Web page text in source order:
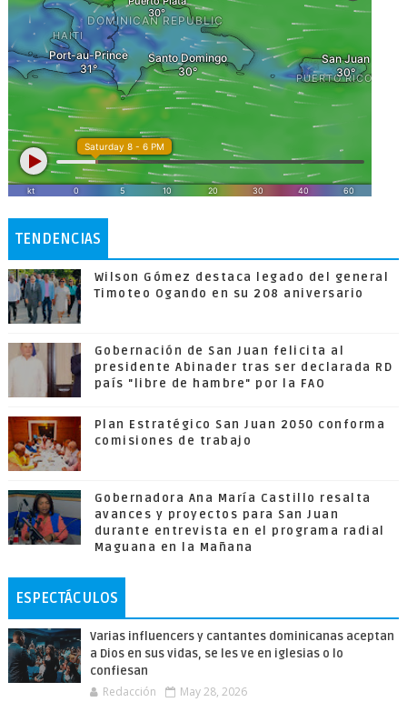
TENDENCIAS
Wilson Gómez destaca legado del general
Timoteo Ogando en su 208 aniversario
Gobernación de San Juan felicita al
presidente Abinader tras ser declarada RD
país "libre de hambre" por la FAO
Plan Estratégico San Juan 2050 conforma
comisiones de trabajo
Gobernadora Ana María Castillo resalta
avances y proyectos para San Juan
durante entrevista en el programa radial
Maguana en la Mañana
ESPECTÁCULOS
Varias influencers y cantantes dominicanas aceptan
a Dios en sus vidas, se les ve en iglesias o lo
confiesan
Redacción May 28, 2026